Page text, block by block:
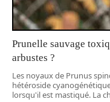
Prunelle sauvage
arbustes ?
Les noyaux de Prunus
hétéroside
lorsqu'il est mastiqué. La